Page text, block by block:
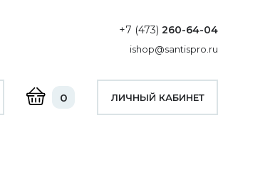
+7 (473) 260-64-04
ishop@santispro.ru
0 ЛИЧНЫЙ КАБИНЕТ